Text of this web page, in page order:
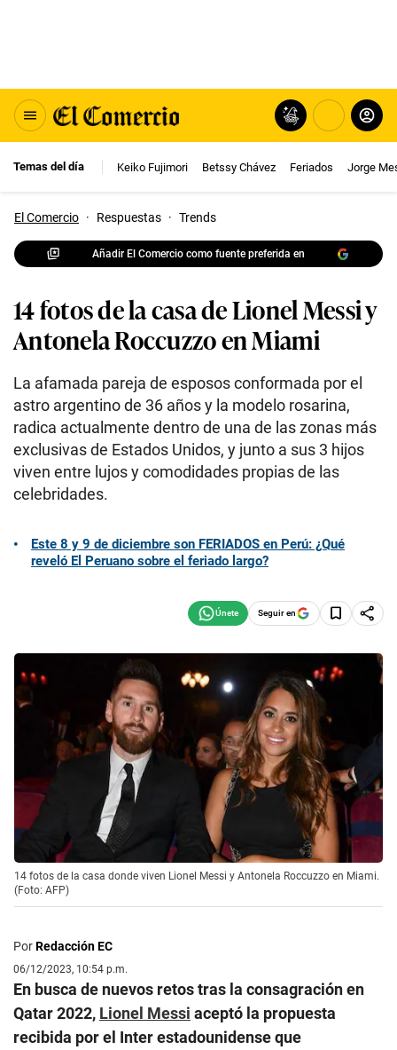
Temas del día Keiko Fujimori Betssy Chávez Feriados Jorge
El Comercio · Respuestas · Trends
Añadir El Comercio como fuente preferida en
14 fotos de la casa de Lionel Messi y
Antonela Roccuzzo en Miami
La afamada pareja de esposos conformada por el
astro argentino de 36 años y la modelo rosarina,
radica actualmente dentro de una de las zonas más
exclusivas de Estados Unidos, y junto a sus 3 hijos
viven entre lujos y comodidades propias de las
celebridades.
Este 8 y 9 de diciembre son FERIADOS en Perú: ¿Qué
reveló El Peruano sobre el feriado largo?
Seguir en
14 fotos de la casa donde viven Lionel Messi y Antonela Roccuzzo en Miami.
(Foto: AFP)
PorRedacción EC
06/12/2023, 10:54 p.m.
En busca de nuevos retos tras la consagración en
Qatar 2022, Lionel Messi aceptó la propuesta
recibida por el Inter estadounidense que